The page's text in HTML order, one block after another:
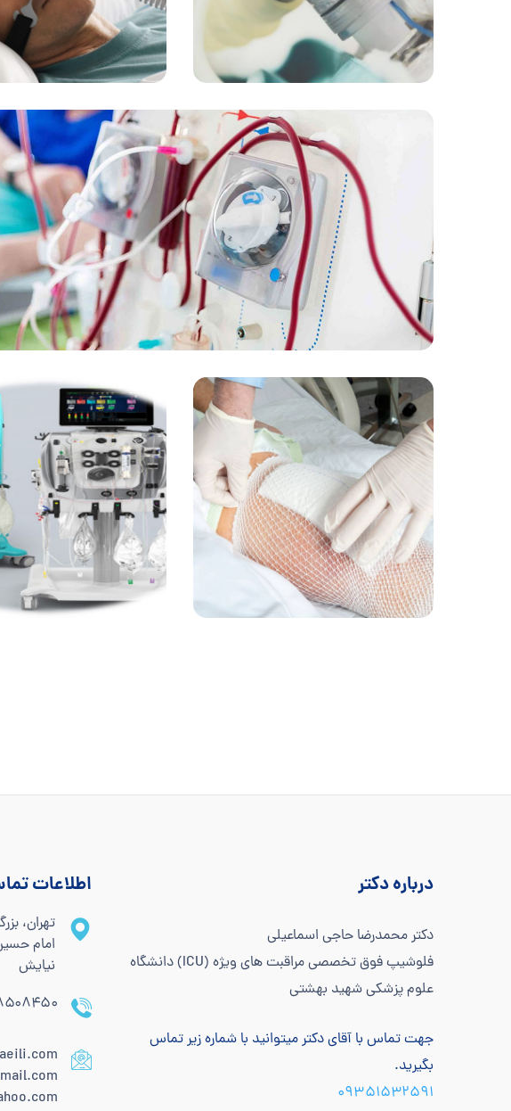
خدمات
همو دیالیز
خدمات
CRRT
خدمات
زخم بستر در
ICU
خدمات
درباره دکتر
دکتر محمدرضا حاجی اسماعیلی
فلوشیپ فوق تخصصی مراقبت های ویژه (ICU) دانشگاه
علوم پزشکی شهید بهشتی
جهت تماس با آقای دکتر میتوانید با شماره زیر تماس
بگیرید.
۰۹۳۵۱۵۳۲۵۹۱
اطلاعات
تهران،
نیایش
۰۹۱۲۸۵۰۸۴۵۰ -